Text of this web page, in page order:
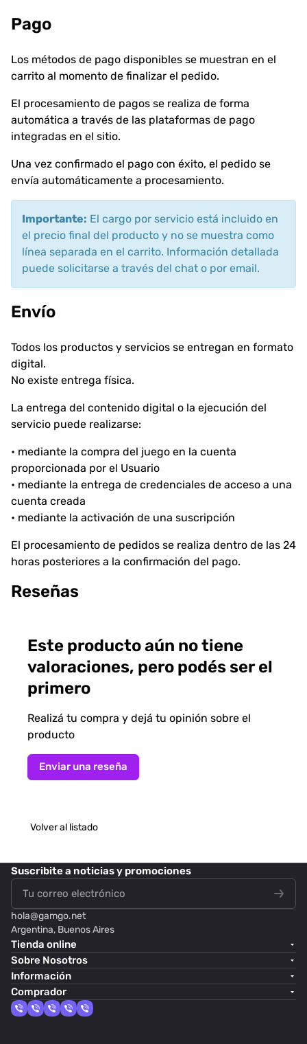
Pago
Los métodos de pago disponibles se muestran en el
carrito al momento de finalizar el pedido.
El procesamiento de pagos se realiza de forma
automática a través de las plataformas de pago
integradas en el sitio.
Una vez confirmado el pago con éxito, el pedido se
envía automáticamente a procesamiento.
Importante: El cargo por servicio está incluido en
el precio final del producto y no se muestra como
línea separada en el carrito. Información detallada
puede solicitarse a través del chat o por email.
Envío
Todos los productos y servicios se entregan en formato
digital.
No existe entrega física.
La entrega del contenido digital o la ejecución del
servicio puede realizarse:
• mediante la compra del juego en la cuenta
proporcionada por el Usuario
• mediante la entrega de credenciales de acceso a una
cuenta creada
• mediante la activación de una suscripción
El procesamiento de pedidos se realiza dentro de las 24
horas posteriores a la confirmación del pago.
Reseñas
Este producto aún no tiene
valoraciones, pero podés ser el
primero
Realizá tu compra y dejá tu opinión sobre el
producto
Enviar una reseña
Volver al listado
Suscribitea noticias y promociones
hola@gamgo.net
Argentina, Buenos Aires
Tienda online
Sobre Nosotros
Información
Comprador